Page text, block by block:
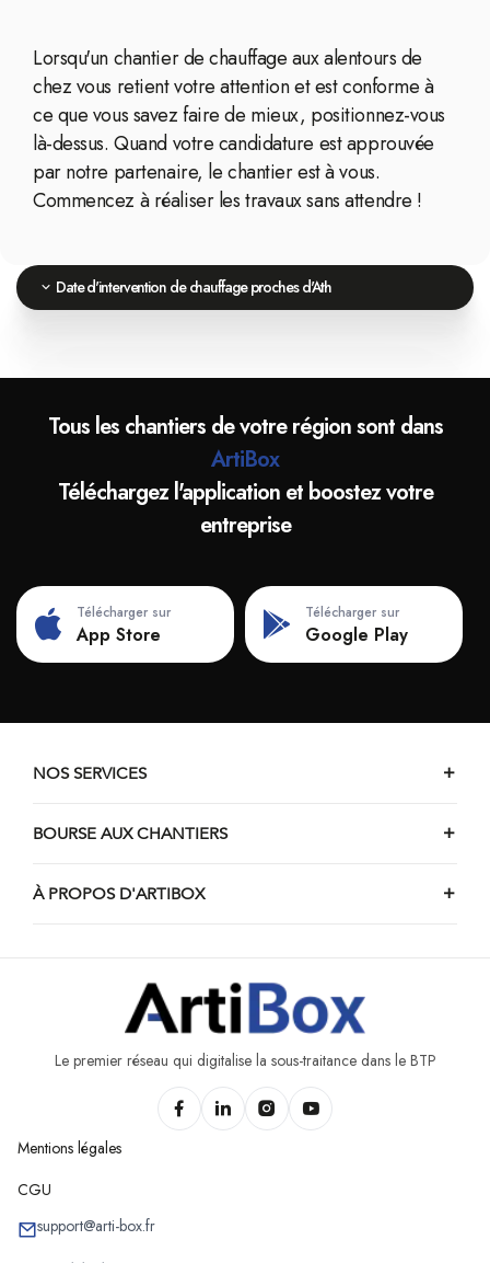
Lorsqu'un chantier de chauffage aux alentours de
chez vous retient votre attention et est conforme à
ce que vous savez faire de mieux, positionnez-vous
là-dessus. Quand votre candidature est approuvée
par notre partenaire, le chantier est à vous.
Commencez à réaliser les travaux sans attendre !
Date d'intervention de chauffage proches d'Ath
Tous les chantiers de votre région sont dans
ArtiBox
Téléchargez l'application et boostez votre
entreprise
Télécharger sur
App Store
Télécharger sur
Google Play
NOS SERVICES
BOURSE AUX CHANTIERS
À PROPOS D'ARTIBOX
Le premier réseau qui digitalise la sous-traitance dans le BTP
Mentions légales
CGU
support@arti-box.fr